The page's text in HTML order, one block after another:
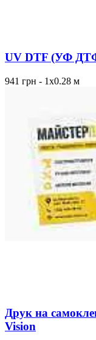
UV DTF (УФ
941 грн - 1х0.28 м
Друк на
Vision